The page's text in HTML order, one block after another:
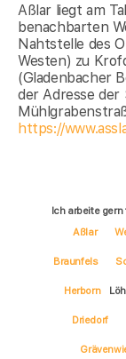
Aßlar liegt am
benachbarten
Nahtstelle des
Westen) zu
(Gladenbacher
der Adresse
https://
Ich arbeite gern
Aßlar
Braunfels
Herborn
Driedorf